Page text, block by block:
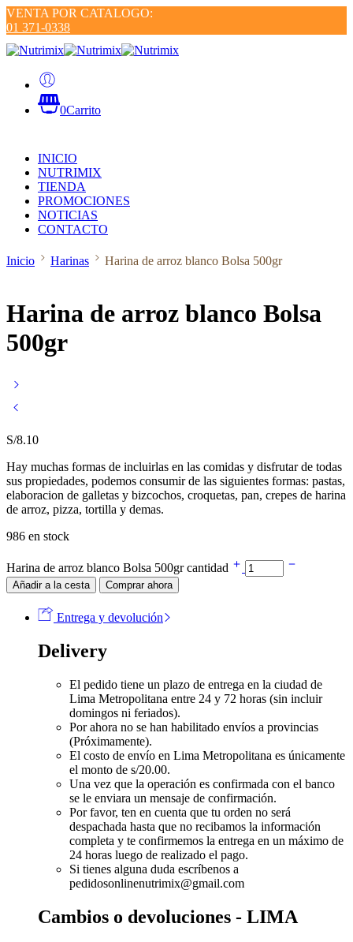
VENTA POR CATALOGO:
01 371-0338
0Carrito
INICIO
NUTRIMIX
TIENDA
PROMOCIONES
NOTICIAS
CONTACTO
Inicio Harinas Harina de arroz blanco Bolsa 500gr
Harina de arroz blanco Bolsa
500gr
S/8.10
Hay muchas formas de incluirlas en las comidas y disfrutar de todas
sus propiedades, podemos consumir de las siguientes formas: pastas,
elaboracion de galletas y bizcochos, croquetas, pan, crepes de harina
de arroz, pizza, tortilla y demas.
986 en stock
Harina de arroz blanco Bolsa 500gr cantidad
Añadir a la cesta Comprar ahora
Entrega y devolución
Delivery
El pedido tiene un plazo de entrega en la ciudad de
Lima Metropolitana entre 24 y 72 horas (sin incluir
domingos ni feriados).
Por ahora no se han habilitado envíos a provincias
(Próximamente).
El costo de envío en Lima Metropolitana es únicamente
el monto de s/20.00.
Una vez que la operación es confirmada con el banco
se le enviara un mensaje de confirmación.
Por favor, ten en cuenta que tu orden no será
despachada hasta que no recibamos la información
completa y te confirmemos la entrega en un máximo de
24 horas luego de realizado el pago.
Si tienes alguna duda escríbenos a
pedidosonlinenutrimix@gmail.com
Cambios o devoluciones - LIMA